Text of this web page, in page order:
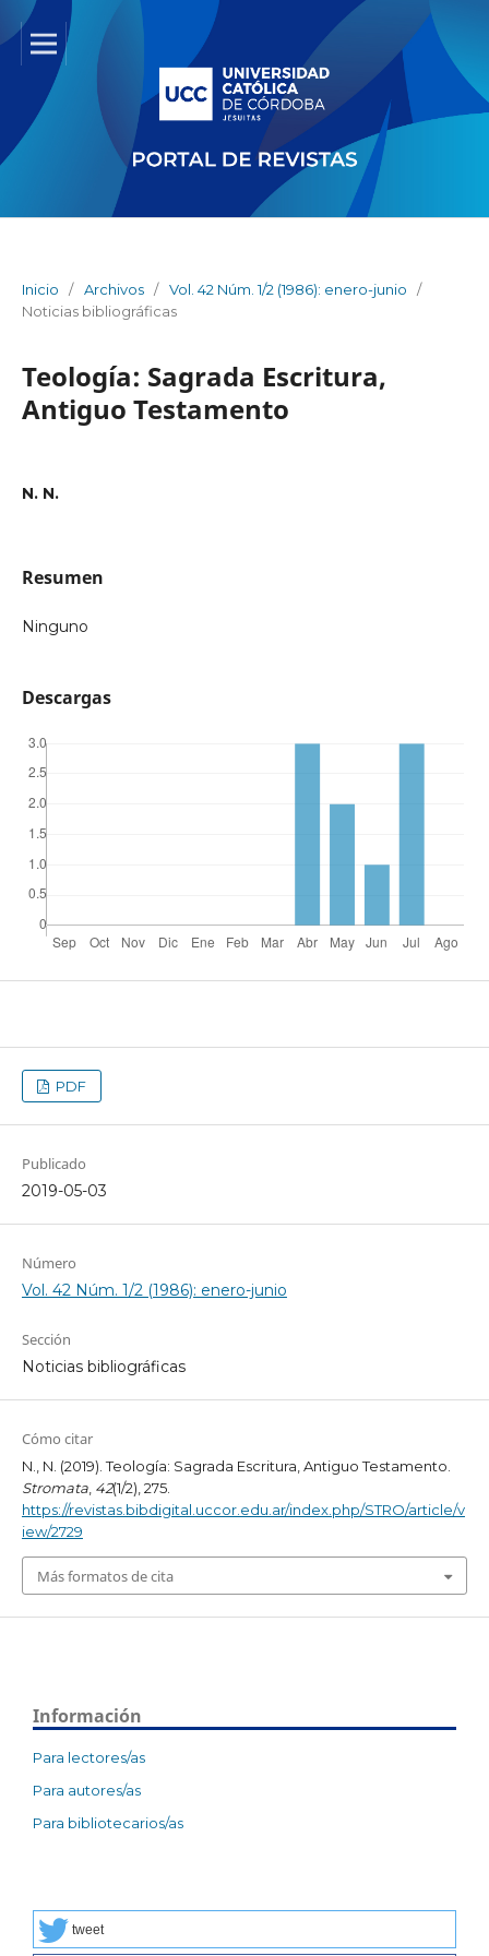
Inicio / Archivos / Vol. 42 Núm. 1/2 (1986): enero-junio
/
Noticias bibliográficas
Teología: Sagrada Escritura,
Antiguo Testamento
N. N.
Resumen
Ninguno
Descargas
PDF
Publicado
2019-05-03
Número
Vol. 42 Núm. 1/2 (1986): enero-junio
Sección
Noticias bibliográficas
Cómo citar
N., N. (2019). Teología: Sagrada Escritura, Antiguo Testamento.
Stromata, 42(1/2), 275.
https://revistas.bibdigital.uccor.edu.ar/index.php/STRO/article/v
iew/2729
Más formatos de cita
Información
Para lectores/as
Para autores/as
Para bibliotecarios/as
tweet